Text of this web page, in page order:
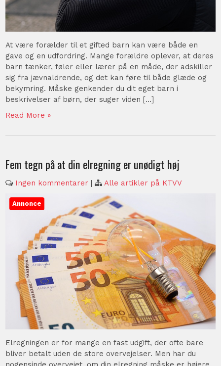
At være forælder til et gifted barn kan være både en
gave og en udfordring. Mange forældre oplever, at deres
barn tænker, føler eller lærer på en måde, der adskiller
sig fra jævnaldrende, og det kan føre til både glæde og
bekymring. Måske genkender du dit eget barn i
beskrivelser af børn, der suger viden […]
Read More »
Fem tegn på at din elregning er unødigt høj
Ingen kommentarer | Alle artikler på KTVV
Annonce
Elregningen er for mange en fast udgift, der ofte bare
bliver betalt uden de store overvejelser. Men har du